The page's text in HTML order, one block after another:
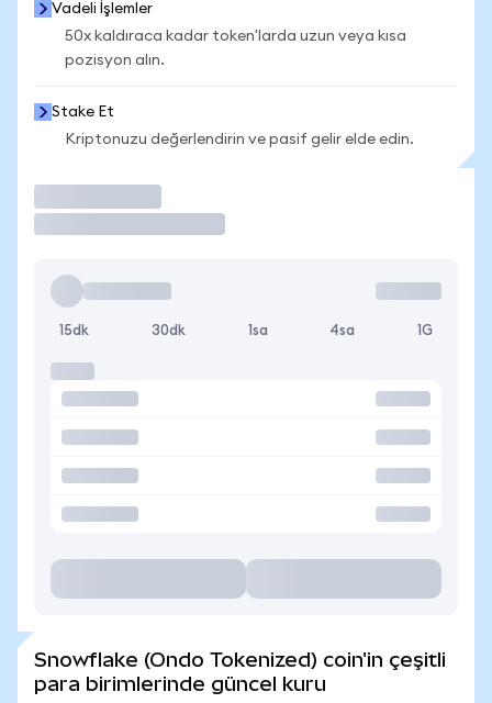
Vadeli İşlemler
50x kaldıraca kadar token'larda uzun veya kısa
pozisyon alın.
Stake Et
Kriptonuzu değerlendirin ve pasif gelir elde edin.
15dk 30dk 1sa 4sa 1G
Snowflake (Ondo Tokenized) coin'in çeşitli
para birimlerinde güncel kuru